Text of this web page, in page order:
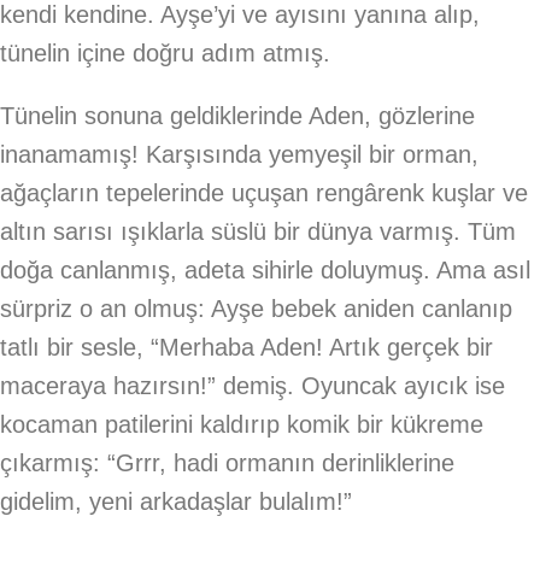
kendi kendine. Ayşe’yi ve ayısını yanına alıp,
tünelin içine doğru adım atmış.
Tünelin sonuna geldiklerinde Aden, gözlerine
inanamamış! Karşısında yemyeşil bir orman,
ağaçların tepelerinde uçuşan rengârenk kuşlar ve
altın sarısı ışıklarla süslü bir dünya varmış. Tüm
doğa canlanmış, adeta sihirle doluymuş. Ama asıl
sürpriz o an olmuş: Ayşe bebek aniden canlanıp
tatlı bir sesle, “Merhaba Aden! Artık gerçek bir
maceraya hazırsın!” demiş. Oyuncak ayıcık ise
kocaman patilerini kaldırıp komik bir kükreme
çıkarmış: “Grrr, hadi ormanın derinliklerine
gidelim, yeni arkadaşlar bulalım!”